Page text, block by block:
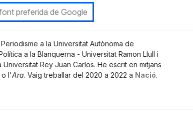
preferida de Google
a la Universitat Autònoma de
a la Blanquerna - Universitat Ramon Llull i
Rey Juan Carlos. He escrit en mitjans
o l'Ara. Vaig treballar del 2020 a 2022 a Nació.